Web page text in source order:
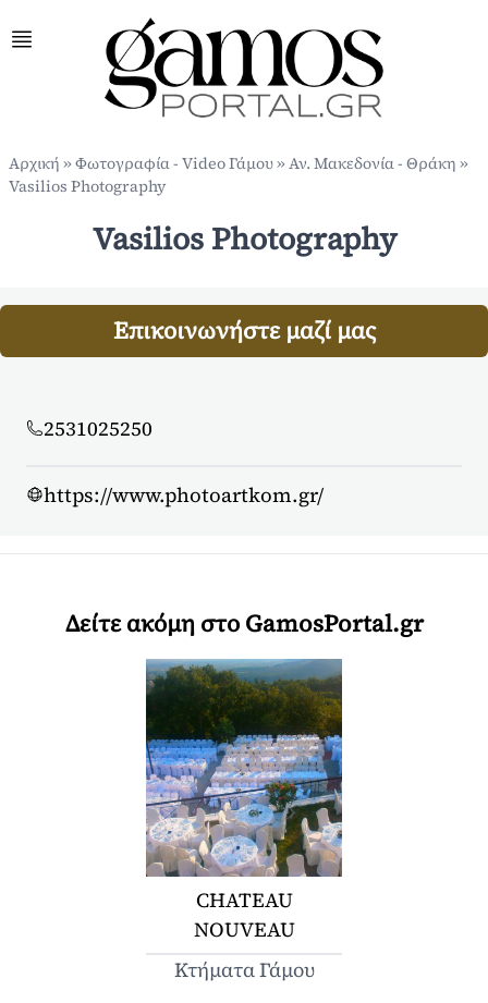
Αρχική »Φωτογραφία - Video Γάμου»Αν. Μακεδονία - Θράκη »
Vasilios Photography
Vasilios Photography
Επικοινωνήστε μαζί μας
2531025250
https://www.photoartkom.gr/
Δείτε ακόμη στο GamosPortal.gr
CHATEAU
NOUVEAU
Κτήματα Γάμου